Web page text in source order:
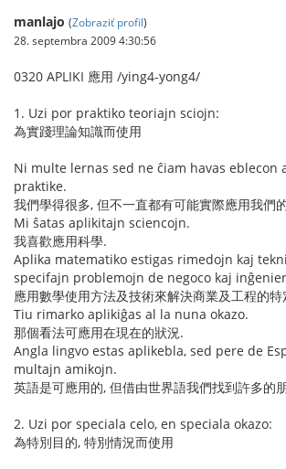
manlajo (Zobraziť profil)
28. septembra 2009 4:30:56
0320 APLIKI 應用 /ying4-yong4/
1. Uzi por praktiko teoriajn sciojn:
為實踐理論知識而使用
Ni multe lernas sed ne ĉiam havas eblecon
praktike.
我們學得很多, 但不一直都有可能實際應用我們
Mi ŝatas aplikitajn sciencojn.
我喜歡應用科學.
Aplika matematiko estigas rimedojn kaj
specifajn problemojn de negoco kaj
應用數學使用方法及技術來解決商業及工程的特
Tiu rimarko aplikiĝas al la nuna okazo.
那個看法可應用在現在的狀況.
Angla lingvo estas aplikebla, sed pere de
multajn amikojn.
英語是可應用的, 但借由世界語我們找到許多的
2. Uzi por speciala celo, en speciala okazo:
為特別目的, 特別情況而使用